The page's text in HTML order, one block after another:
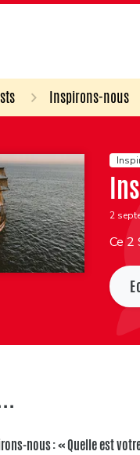
Inspirons-nous
2
Ce 2
nous : « Quelle est